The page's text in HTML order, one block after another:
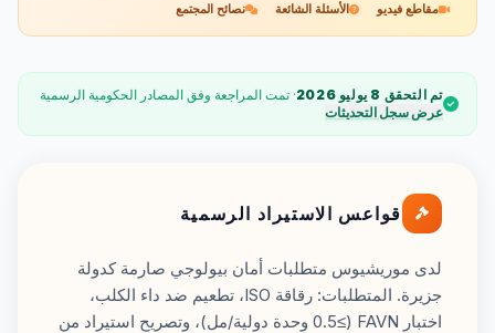
مقاطع فيديو
الأسئلة الشائعة نصائح المجتمع
تم التحقق 8 يوليو 2026
· تمت المراجعة وفق المصادر الحكومية الرسمية
عرض سجل التحديثات
قواعس الاستيراد الرسمية
لدى موريشيوس متطلبات أمان بيولوجي صارمة كدولة
جزيرة. المتطلبات: رقاقة ISO، تطعيم ضد داء الكلب،
اختبار FAVN (≥0.5 وحدة دولية/مل)، وتصريح استيراد من